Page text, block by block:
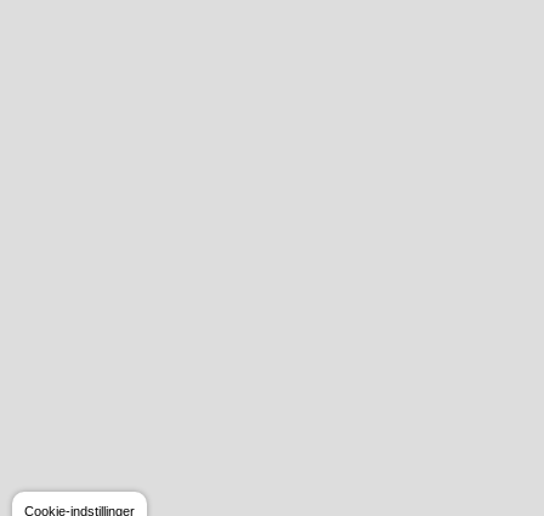
Cookie-indstillinger